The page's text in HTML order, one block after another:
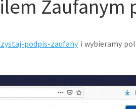
Zaufanym
podpis-zaufany i wybieramy